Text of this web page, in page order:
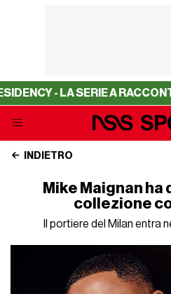
- LA SERIE A RACCONTATA
INDIETRO
Mike Maignan
collezione
Il portiere del Milan entra